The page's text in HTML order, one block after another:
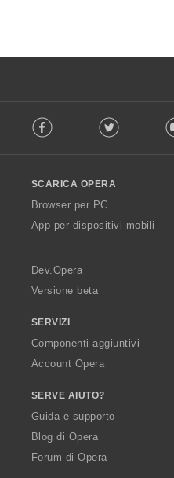
o
w
O
p
a
Facebook Twitter
SCARICA OPERA
Browser per PC
App per dispositivi mobili
Dev.Opera
Versione beta
SERVIZI
Componenti aggiuntivi
Account Opera
SERVE AIUTO?
Guida e supporto
Blog di Opera
Forum di Opera